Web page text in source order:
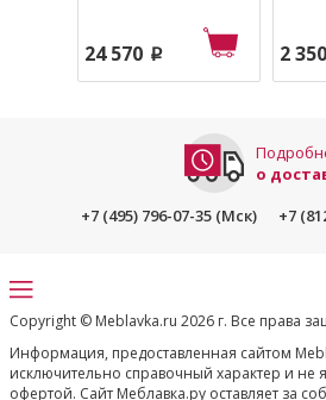
24 570 p 2 350
о
+7 (495) 796-07-35 (Мск)
+7
Copyright © Meblavka.ru 2026 г. Все права
Информация, предоставленная сайтом
исключительно справочный характер и не
офертой. Сайт Меблавка.ру оставляет за